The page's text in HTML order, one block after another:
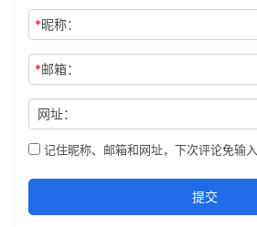
*昵称：
*邮箱：
网址：
记住昵称、邮箱和网址，下次评论免输入
提交